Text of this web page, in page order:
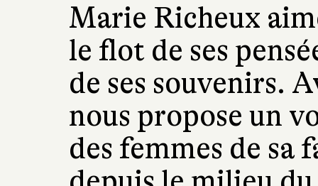
Marie Richeux
le flot de ses
de ses souvenirs.
nous propose un
des femmes de sa